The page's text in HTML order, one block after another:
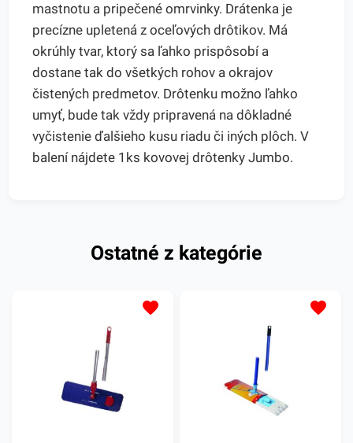
mastnotu a pripečené omrvinky. Drátenka je
precízne upletená z oceľových drôtikov. Má
okrúhly tvar, ktorý sa ľahko prispôsobí a
dostane tak do všetkých rohov a okrajov
čistených predmetov. Drôtenku možno ľahko
umyť, bude tak vždy pripravená na dôkladné
vyčistenie ďalšieho kusu riadu či iných plôch. V
balení nájdete 1ks kovovej drôtenky Jumbo.
Ostatné z kategórie